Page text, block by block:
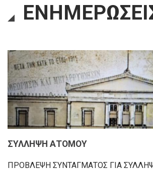
ΣΥΛΛΗΨΗ ΑΤΟΜΟΥ
ΠΡΟΒΛΕΨΗ ΣΥΝΤΑΓΜΑΤΟΣ ΓΙΑ